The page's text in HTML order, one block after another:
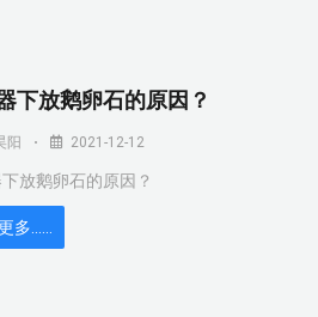
下放鹅卵石的原因？
阳 2021-12-12
放鹅卵石的原因？
多……